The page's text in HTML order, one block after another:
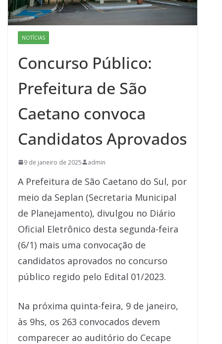
NOTÍCIAS
Concurso Público:
Prefeitura de São
Caetano convoca
Candidatos Aprovados
9 de janeiro de 2025 admin
A Prefeitura de São Caetano do Sul, por
meio da Seplan (Secretaria Municipal
de Planejamento), divulgou no Diário
Oficial Eletrônico desta segunda-feira
(6/1) mais uma convocação de
candidatos aprovados no concurso
público regido pelo Edital 01/2023.
Na próxima quinta-feira, 9 de janeiro,
às 9hs, os 263 convocados devem
comparecer ao auditório do Cecape